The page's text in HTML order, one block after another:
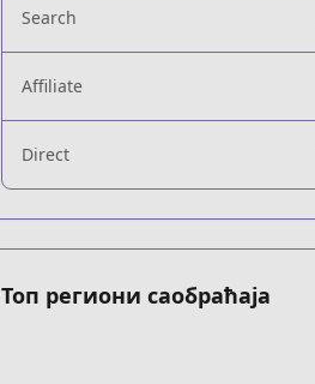
Search
Affiliate
Direct
Топ региони саобраћаја